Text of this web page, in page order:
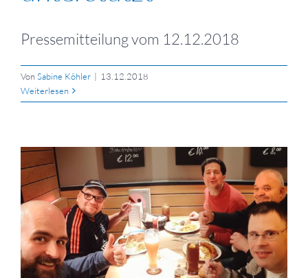
Pressemitteilung vom 12.12.2018
VonSabine Köhler | 13.12.2018
Weiterlesen